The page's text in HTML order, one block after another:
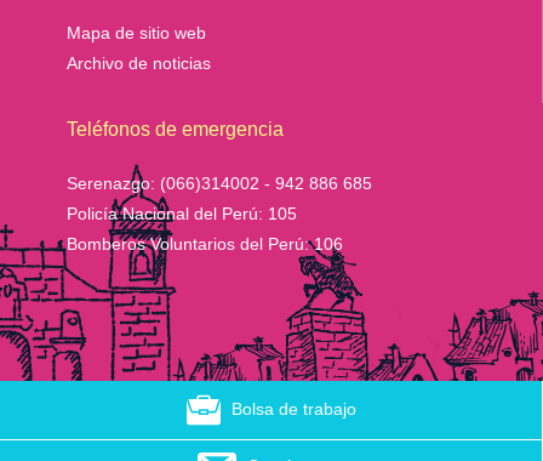
Mapa de sitio web
Archivo de noticias
Teléfonos de emergencia
Serenazgo: (066)314002 - 942 886 685
Policía Nacional del Perú: 105
Bomberos Voluntarios del Perú:106
Bolsa de trabajo